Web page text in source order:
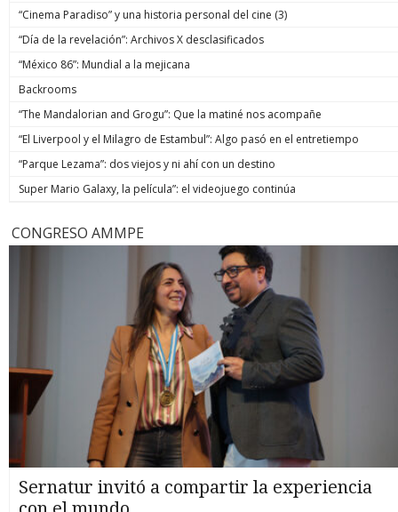
“Cinema Paradiso” y una historia personal del cine (3)
“Día de la revelación”: Archivos X desclasificados
“México 86”: Mundial a la mejicana
Backrooms
“The Mandalorian and Grogu”: Que la matiné nos acompañe
“El Liverpool y el Milagro de Estambul”: Algo pasó en el entretiempo
“Parque Lezama”: dos viejos y ni ahí con un destino
Super Mario Galaxy, la película”: el videojuego continúa
CONGRESO AMMPE
Sernatur invitó a compartir la experiencia